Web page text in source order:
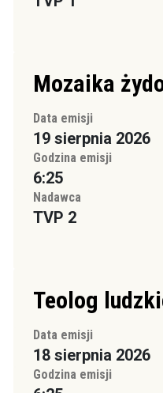
Mozaika
Data emisji
19 sierpnia 2026
Godzina emisji
6:25
Nadawca
TVP 2
Teolog
Data emisji
18 sierpnia 2026
Godzina emisji